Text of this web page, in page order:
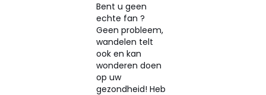
Bent u geen
echte fan ?
Geen probleem,
wandelen telt
ook en kan
wonderen doen
op uw
gezondheid! Heb